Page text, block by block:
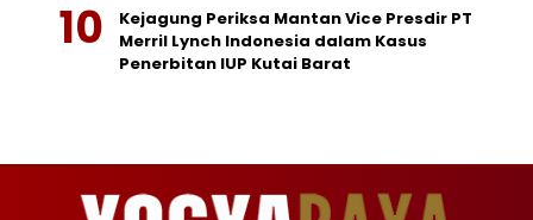
Kejagung Periksa Mantan Vice Presdir PT
Merril Lynch Indonesia dalam Kasus
Penerbitan IUP Kutai Barat